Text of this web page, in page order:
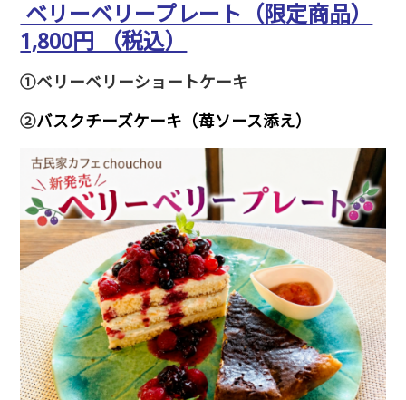
ベリーベリープレート（限定商品）
1,800円 （税込）
①ベリーベリーショートケーキ
②バスクチーズケーキ（苺ソース添え）